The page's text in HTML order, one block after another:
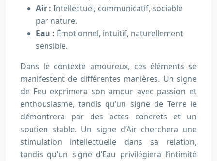
Air : Intellectuel, communicatif, sociable
par nature.
Eau : Émotionnel, intuitif, naturellement
sensible.
Dans le contexte amoureux, ces éléments se
manifestent de différentes manières. Un signe
de Feu exprimera son amour avec passion et
enthousiasme, tandis qu’un signe de Terre le
démontrera par des actes concrets et un
soutien stable. Un signe d’Air cherchera une
stimulation intellectuelle dans sa relation,
tandis qu’un signe d’Eau privilégiera l’intimité